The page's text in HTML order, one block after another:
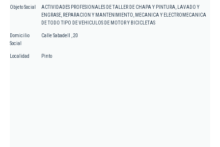
Objeto Social
ACTIVIDADES PROFESIONALES DE TALLER DE CHAPA Y PINTURA, LAVADO Y
ENGRASE, REPARACION Y MANTENIMIENTO, MECANICA Y ELECTROMECANICA
DE TODO TIPO DE VEHICULOS DE MOTOR Y BICICLETAS
Domicilio
Social
Calle Sabadell , 20
Localidad Pinto